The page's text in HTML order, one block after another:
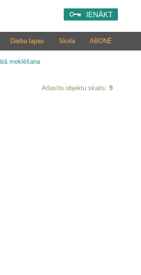
IENĀKT
ABONĒ
Skola
Darba lapas
meklēšana
Atlasīto objektu skaits: 9